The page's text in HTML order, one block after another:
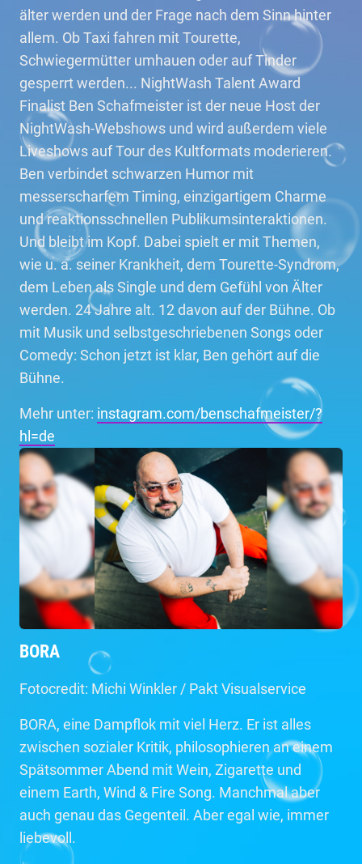
älter werden und der Frage nach dem Sinn hinter
allem. Ob Taxi fahren mit Tourette,
Schwiegermütter umhauen oder auf Tinder
gesperrt werden... NightWash Talent Award
Finalist Ben Schafmeister ist der neue Host der
NightWash-Webshows und wird außerdem viele
Liveshows auf Tour des Kultformats moderieren.
Ben verbindet schwarzen Humor mit
messerscharfem Timing, einzigartigem Charme
und reaktionsschnellen Publikumsinteraktionen.
Und bleibt im Kopf. Dabei spielt er mit Themen,
wie u. a. seiner Krankheit, dem Tourette-Syndrom,
dem Leben als Single und dem Gefühl von Älter
werden. 24 Jahre alt. 12 davon auf der Bühne. Ob
mit Musik und selbstgeschriebenen Songs oder
Comedy: Schon jetzt ist klar, Ben gehört auf die
Bühne.
Mehr unter: instagram.com/benschafmeister/?
hl=de
BORA
Fotocredit: Michi Winkler / Pakt Visualservice
BORA, eine Dampflok mit viel Herz. Er ist alles
zwischen sozialer Kritik, philosophieren an einem
Spätsommer Abend mit Wein, Zigarette und
einem Earth, Wind & Fire Song. Manchmal aber
auch genau das Gegenteil. Aber egal wie, immer
liebevoll.